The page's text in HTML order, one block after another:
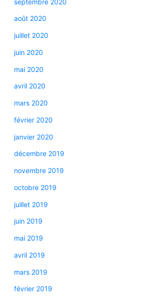
août 2020
juillet 2020
juin 2020
mai 2020
avril 2020
mars 2020
février 2020
janvier 2020
décembre 2019
novembre 2019
octobre 2019
juillet 2019
juin 2019
mai 2019
avril 2019
mars 2019
février 2019